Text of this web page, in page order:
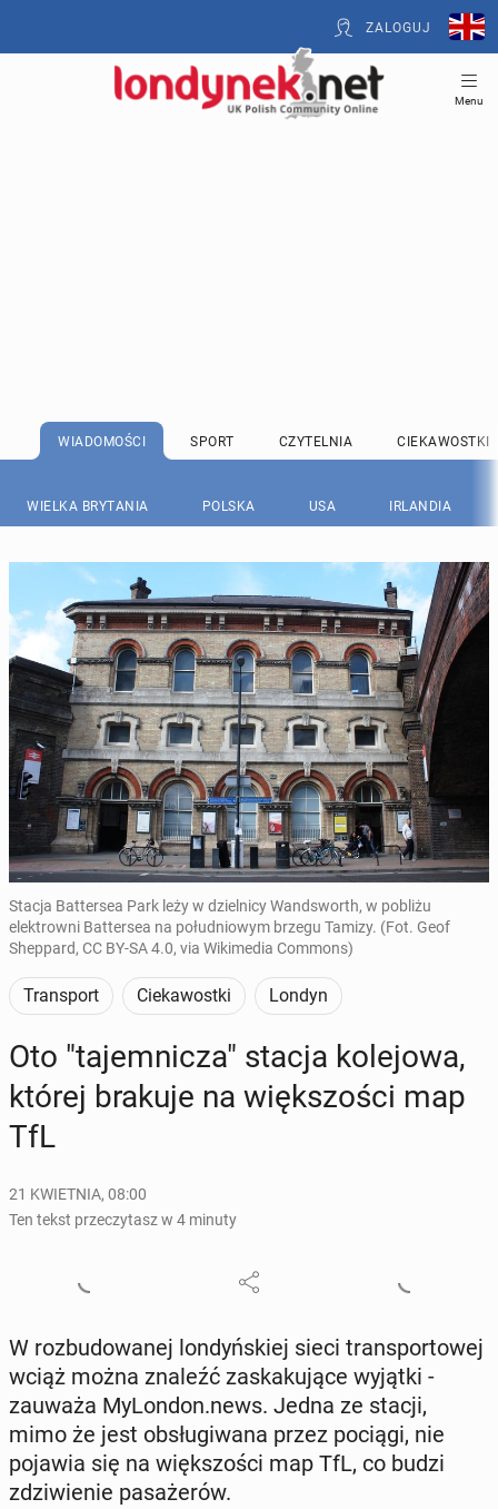
ZALOGUJ
Menu
WIADOMOŚCI SPORT CZYTELNIA CIEKAWOSTKI
WIELKA BRYTANIA POLSKA USA IRLANDIA
Stacja Battersea Park leży w dzielnicy Wandsworth, w pobliżu
elektrowni Battersea na południowym brzegu Tamizy. (Fot. Geof
Sheppard, CC BY-SA 4.0, via Wikimedia Commons)
Transport Ciekawostki Londyn
Oto "ta­jem­ni­cza" stacja ko­le­jo­wa,
której brakuje na więk­szo­ści map
TfL
21 KWIETNIA, 08:00
Ten tekst przeczytasz w 4 minuty
W roz­bu­do­wa­nej lon­dyń­skiej sieci trans­por­to­wej
wciąż można znaleźć za­ska­ku­ją­ce wyjątki -
zauważa My­Lon­don.news. Jedna ze stacji,
mimo że jest ob­słu­gi­wa­na przez pociągi, nie
pojawia się na więk­szo­ści map TfL, co budzi
zdzi­wie­nie pa­sa­że­rów.